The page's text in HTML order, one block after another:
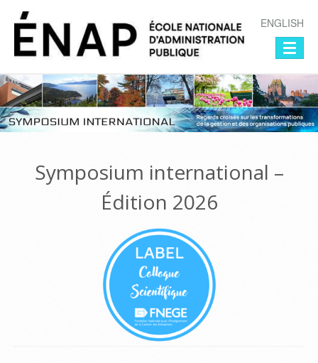
Symposium en managementENGLISH
Symposium international –
Édition 2026